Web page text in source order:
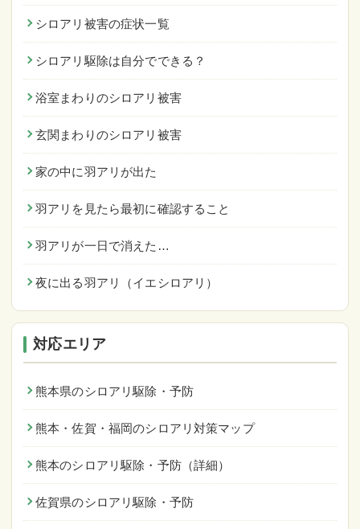
シロアリ被害の症状一覧
シロアリ駆除は自分でできる？
浴室まわりのシロアリ被害
玄関まわりのシロアリ被害
家の中に羽アリが出た
羽アリを見たら最初に確認すること
羽アリが一日で消えた…
夜に出る羽アリ（イエシロアリ）
対応エリア
熊本県のシロアリ駆除・予防
熊本・佐賀・福岡のシロアリ対策マップ
熊本のシロアリ駆除・予防（詳細）
佐賀県のシロアリ駆除・予防